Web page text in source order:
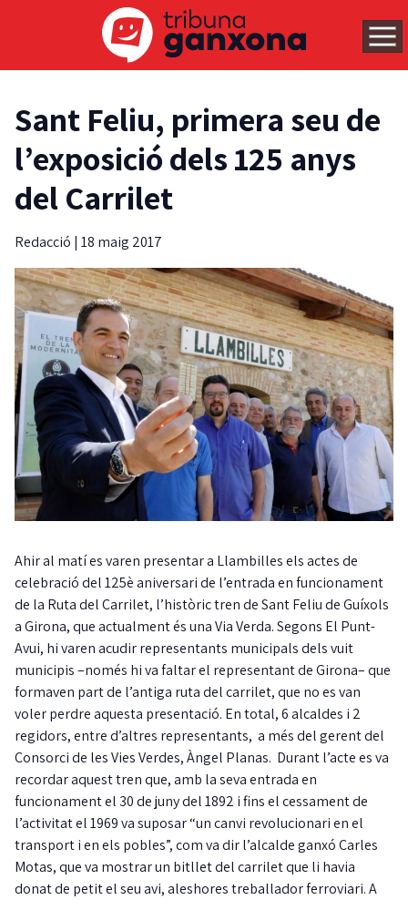
Sant Feliu, primera seu de
l’exposició dels 125 anys
del Carrilet
Redacció | 18 maig 2017
Ahir al matí es varen presentar a Llambilles els actes de
celebració del 125è aniversari de l’entrada en funcionament
de la Ruta del Carrilet, l’històric tren de Sant Feliu de Guíxols
a Girona, que actualment és una Via Verda. Segons El Punt-
Avui, hi varen acudir representants municipals dels vuit
municipis –només hi va faltar el representant de Girona– que
formaven part de l’antiga ruta del carrilet, que no es van
voler perdre aquesta presentació. En total, 6 alcaldes i 2
regidors, entre d’altres representants, a més del gerent del
Consorci de les Vies Verdes, Àngel Planas. Durant l’acte es va
recordar aquest tren que, amb la seva entrada en
funcionament el 30 de juny del 1892 i fins el cessament de
l’activitat el 1969 va suposar “un canvi revolucionari en el
transport i en els pobles”, com va dir l’alcalde ganxó Carles
Motas, que va mostrar un bitllet del carrilet que li havia
donat de petit el seu avi, aleshores treballador ferroviari. A